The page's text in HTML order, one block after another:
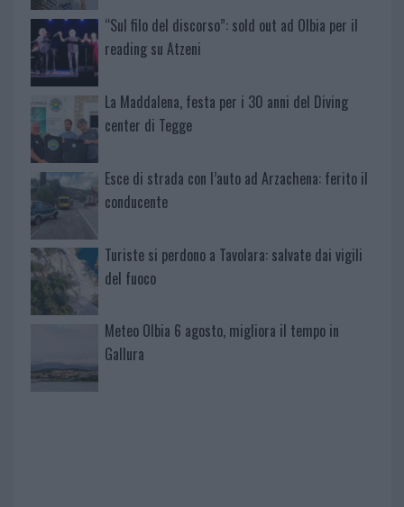
“Sul filo del discorso”: sold out ad Olbia per il
reading su Atzeni
La Maddalena, festa per i 30 anni del Diving
center di Tegge
Esce di strada con l’auto ad Arzachena: ferito il
conducente
Turiste si perdono a Tavolara: salvate dai vigili
del fuoco
Meteo Olbia 6 agosto, migliora il tempo in
Gallura